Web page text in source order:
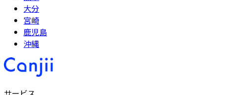
大分
宮崎
鹿児島
沖縄